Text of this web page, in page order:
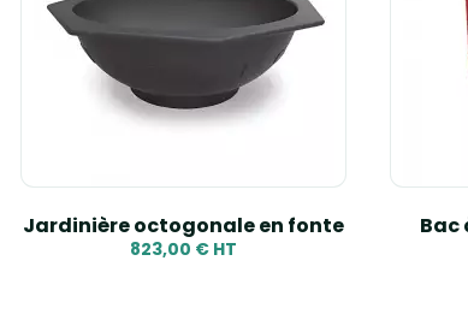
Jardinière octogonale en fonte
823,00 € HT
Bac